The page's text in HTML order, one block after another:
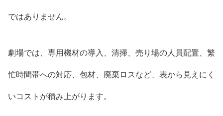
ではありません。
劇場では、専用機材の導入、清掃、売り場の人員配置、繁
忙時間帯への対応、包材、廃棄ロスなど、表から見えにく
いコストが積み上がります。